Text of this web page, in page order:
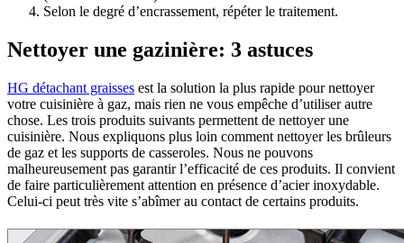
Selon le degré d’encrassement, répéter le traitement.
Nettoyer une gazinière: 3 astuces
HG détachant graisses est la solution la plus rapide pour nettoyer
votre cuisinière à gaz, mais rien ne vous empêche d’utiliser autre
chose. Les trois produits suivants permettent de nettoyer une
cuisinière. Nous expliquons plus loin comment nettoyer les brûleurs
de gaz et les supports de casseroles. Nous ne pouvons
malheureusement pas garantir l’efficacité de ces produits. Il convient
de faire particulièrement attention en présence d’acier inoxydable.
Celui-ci peut très vite s’abîmer au contact de certains produits.